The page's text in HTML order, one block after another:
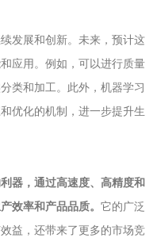
发展和创新。未来，预计这
应用。例如，可以进行质量
类和加工。此外，机器学习
优化的机制，进一步提升生
器，通过高速度、高精度和
效率和产品品质。它的广泛
益，还带来了更多的市场竞